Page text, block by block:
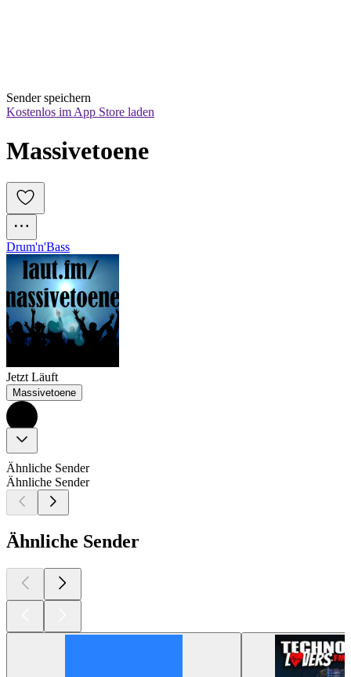
Sender speichern
Kostenlos im App Store laden
Massivetoene
Drum'n'Bass
Jetzt Läuft
Massivetoene
Ähnliche Sender
Ähnliche Sender
Ähnliche Sender